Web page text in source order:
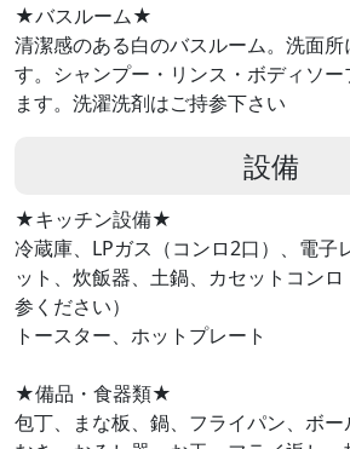
★バスルーム★
清潔感のある白のバスルーム。洗面所
す。シャンプー・リンス・ボディソー
ます。洗濯洗剤はご持参下さい
設備
★キッチン設備★
冷蔵庫、LPガス（コンロ2口）、電子
ット、炊飯器、土鍋、カセットコン
参ください）
トースター、ホットプレート
★備品・食器類★
包丁、まな板、鍋、フライパン、ボ